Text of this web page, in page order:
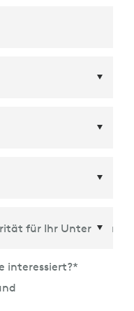
interessiert?*